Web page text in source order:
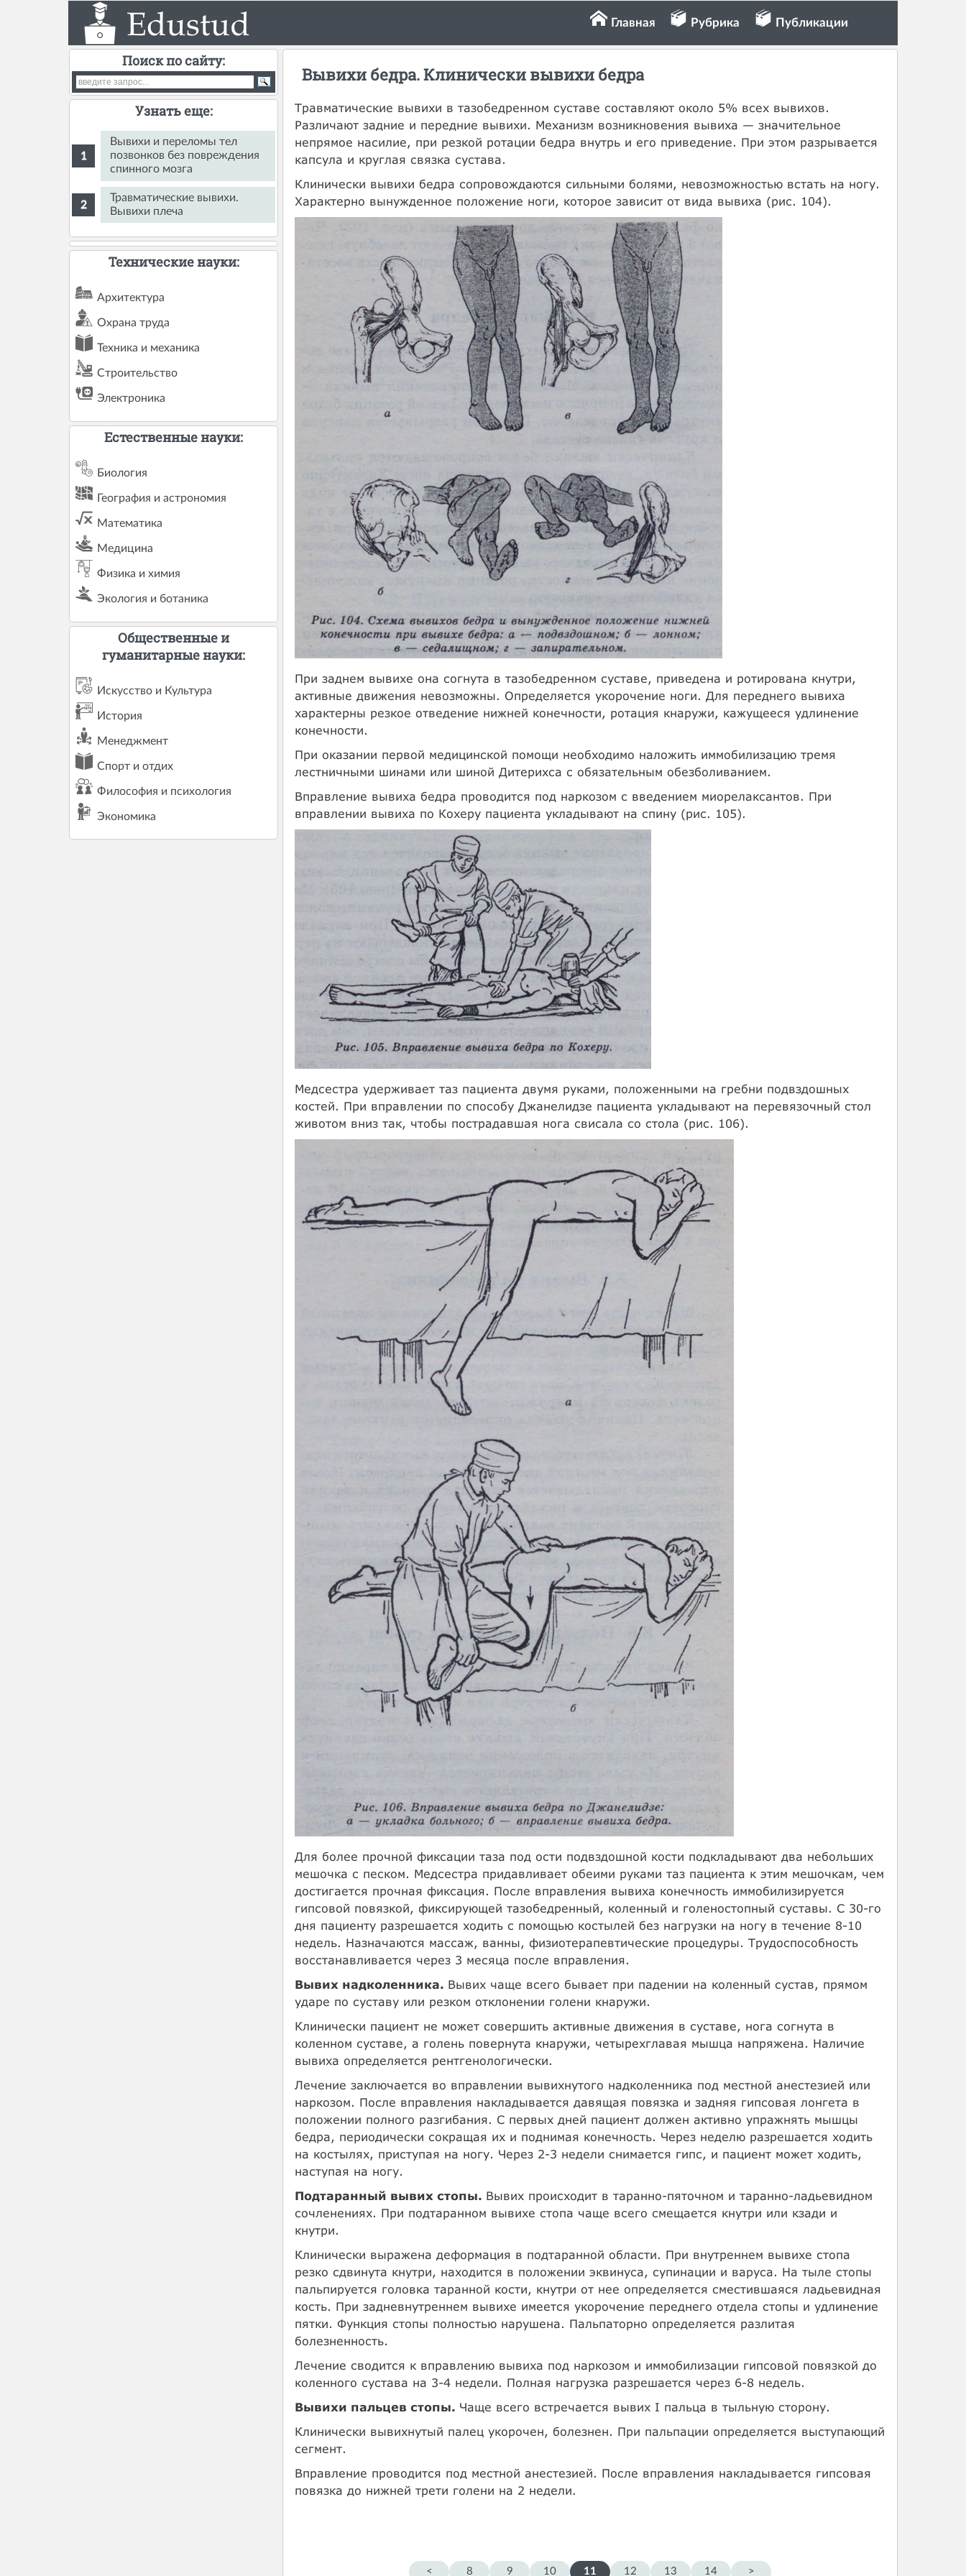
Главная Рубрика Публикации
Вывихи бедра. Клинически вывихи бедра
Травматические вывихи в тазобедренном суставе составляют около 5% всех вывихов.
Различают задние и передние вывихи. Механизм возникновения вывиха — значительное
непрямое насилие, при резкой ротации бедра внутрь и его приведение. При этом разрывается
капсула и круглая связка сустава.
Клинически вывихи бедра сопровождаются сильными болями, невозможностью встать на ногу.
Характерно вынужденное положение ноги, которое зависит от вида вывиха (рис. 104).
При заднем вывихе она согнута в тазобедренном суставе, приведена и ротирована кнутри,
активные движения невозможны. Определяется укорочение ноги. Для переднего вывиха
характерны резкое отведение нижней конечности, ротация кнаружи, кажущееся удлинение
конечности.
При оказании первой медицинской помощи необходимо наложить иммобилизацию тремя
лестничными шинами или шиной Дитерихса с обязательным обезболиванием.
Вправление вывиха бедра проводится под наркозом с введением миорелаксантов. При
вправлении вывиха по Кохеру пациента укладывают на спину (рис. 105).
Медсестра удерживает таз пациента двумя руками, положенными на гребни подвздошных
костей. При вправлении по способу Джанелидзе пациента укладывают на перевязочный стол
животом вниз так, чтобы пострадавшая нога свисала со стола (рис. 106).
Для более прочной фиксации таза под ости подвздошной кости подкладывают два небольших
мешочка с песком. Медсестра придавливает обеими руками таз пациента к этим мешочкам, чем
достигается прочная фиксация. После вправления вывиха конечность иммобилизируется
гипсовой повязкой, фиксирующей тазобедренный, коленный и голеностопный суставы. С 30-го
дня пациенту разрешается ходить с помощью костылей без нагрузки на ногу в течение 8-10
недель. Назначаются массаж, ванны, физиотерапевтические процедуры. Трудоспособность
восстанавливается через 3 месяца после вправления.
Вывих надколенника. Вывих чаще всего бывает при падении на коленный сустав, прямом
ударе по суставу или резком отклонении голени кнаружи.
Клинически пациент не может совершить активные движения в суставе, нога согнута в
коленном суставе, а голень повернута кнаружи, четырехглавая мышца напряжена. Наличие
вывиха определяется рентгенологически.
Лечение заключается во вправлении вывихнутого надколенника под местной анестезией или
наркозом. После вправления накладывается давящая повязка и задняя гипсовая лонгета в
положении полного разгибания. С первых дней пациент должен активно упражнять мышцы
бедра, периодически сокращая их и поднимая конечность. Через неделю разрешается ходить
на костылях, приступая на ногу. Через 2-3 недели снимается гипс, и пациент может ходить,
наступая на ногу.
Подтаранный вывих стопы. Вывих происходит в таранно-пяточном и таранно-ладьевидном
сочленениях. При подтаранном вывихе стопа чаще всего смещается кнутри или кзади и
кнутри.
Клинически выражена деформация в подтаранной области. При внутреннем вывихе стопа
резко сдвинута кнутри, находится в положении эквинуса, супинации и варуса. На тыле стопы
пальпируется головка таранной кости, кнутри от нее определяется сместившаяся ладьевидная
кость. При задневнутреннем вывихе имеется укорочение переднего отдела стопы и удлинение
пятки. Функция стопы полностью нарушена. Пальпаторно определяется разлитая
болезненность.
Лечение сводится к вправлению вывиха под наркозом и иммобилизации гипсовой повязкой до
коленного сустава на 3-4 недели. Полная нагрузка разрешается через 6-8 недель.
Вывихи пальцев стопы. Чаще всего встречается вывих I пальца в тыльную сторону.
Клинически вывихнутый палец укорочен, болезнен. При пальпации определяется выступающий
сегмент.
Вправление проводится под местной анестезией. После вправления накладывается гипсовая
повязка до нижней трети голени на 2 недели.
< 8 9 10 11 12 13 14 >
Поиск по сайту:
Узнать еще:
Вывихи и переломы тел
позвонков без повреждения
спинного мозга
Травматические вывихи.
Вывихи плеча
Технические науки:
Архитектура
Охрана труда
Техника и механика
Строительство
Электроника
Естественные науки:
Биология
География и астрономия
Математика
Медицина
Физика и химия
Экология и ботаника
Общественные и
гуманитарные науки:
Искусство и Культура
История
Менеджмент
Спорт и отдих
Философия и психология
Экономика